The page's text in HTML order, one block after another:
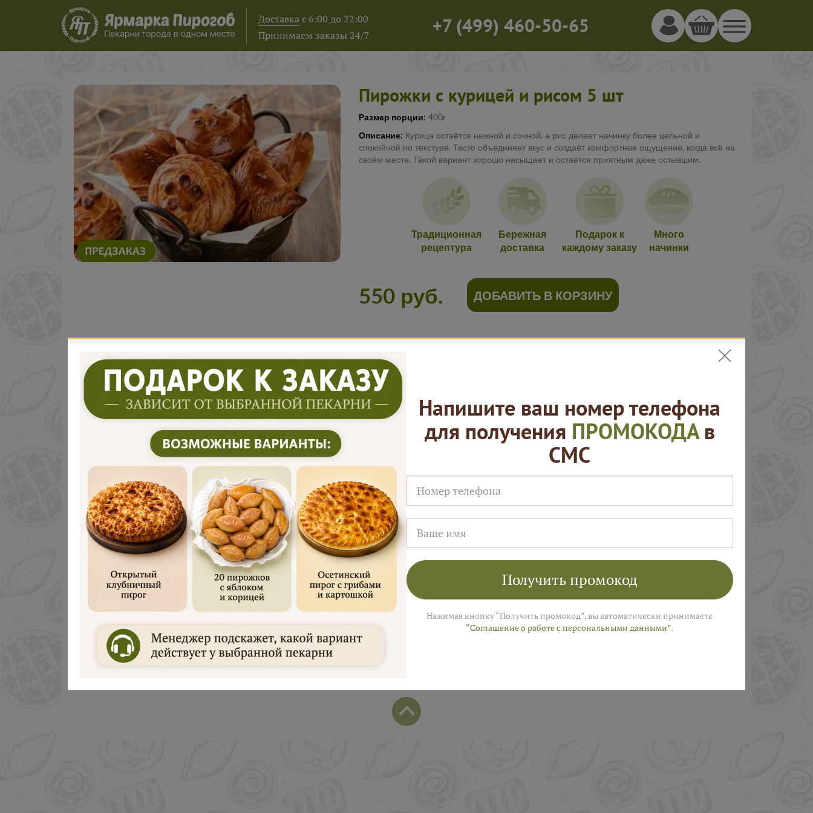
Доставкас 6:00 до 22:00
Принимаем заказы 24/7
+7(499) 460-50-65
Пирожки с курицей и рисом 5 шт
Размер порции: 400г
Описание: Курица остаётся нежной и сочной, а рис делает начинку более цельной и
спокойной по текстуре. Тесто объединяет вкус и создаёт комфортное ощущение, когда всё на
своём месте. Такой вариант хорошо насыщает и остаётся приятным даже остывшим.
Традиционная
рецептура
Бережная
доставка
Подарок к
каждому заказу
Много
начинки
550 руб. ДОБАВИТЬ В КОРЗИНУ
Нам доверяют
Русские Пироги это
Дарим 500 рублей на заказ в августе!
Введите ваш номер телефона и мы пришлем промокод для подарка в смс
ПОЛУЧИТЬ
Популярные позиции
Напишите ваш номер телефона
для получения ПРОМОКОДАв
СМС
Получить промокод
Нажимая кнопку “Получить промокод”, вы автоматически принимаете
“Соглашение о работе с персональными данными”.